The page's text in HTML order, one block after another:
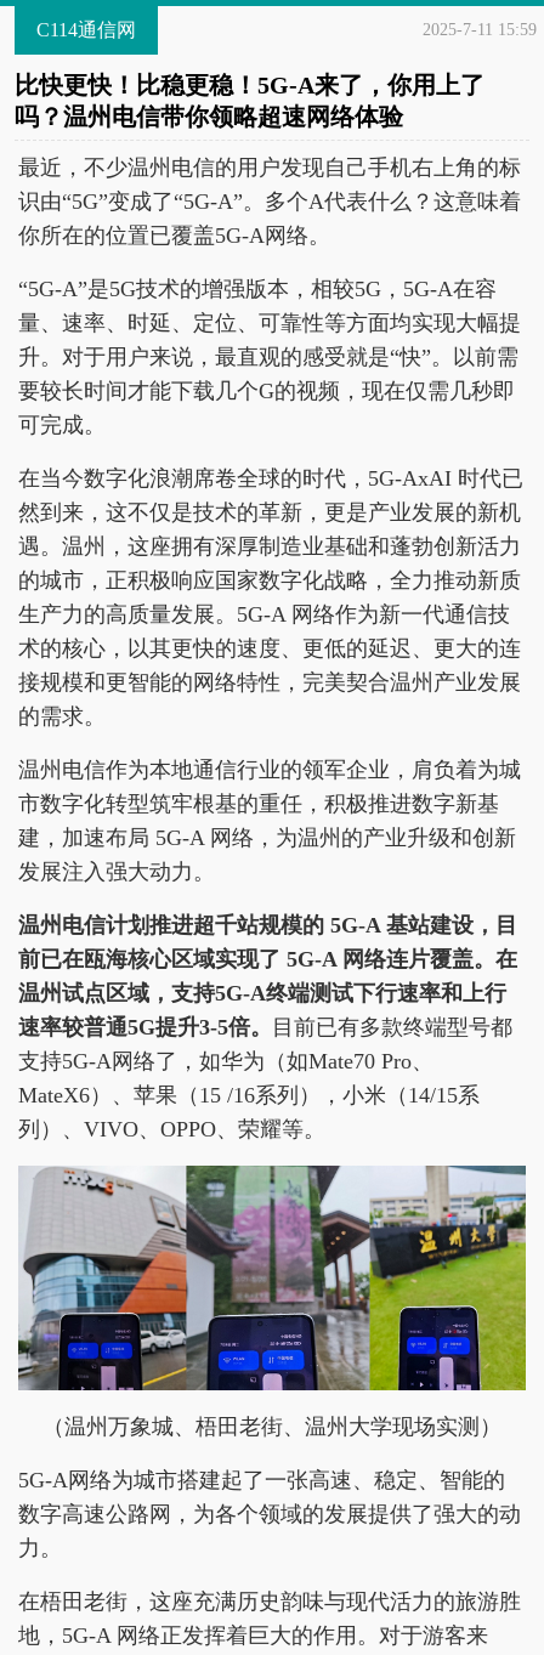
C114通信网 2025-7-11 15:59
比快更快！比稳更稳！5G-A来了，你用上了
吗？温州电信带你领略超速网络体验
最近，不少温州电信的用户发现自己手机右上角的标
识由“5G”变成了“5G-A”。多个A代表什么？这意味着
你所在的位置已覆盖5G-A网络。
“5G-A”是5G技术的增强版本，相较5G，5G-A在容
量、速率、时延、定位、可靠性等方面均实现大幅提
升。对于用户来说，最直观的感受就是“快”。以前需
要较长时间才能下载几个G的视频，现在仅需几秒即
可完成。
在当今数字化浪潮席卷全球的时代，5G-AxAI 时代已
然到来，这不仅是技术的革新，更是产业发展的新机
遇。温州，这座拥有深厚制造业基础和蓬勃创新活力
的城市，正积极响应国家数字化战略，全力推动新质
生产力的高质量发展。5G-A 网络作为新一代通信技
术的核心，以其更快的速度、更低的延迟、更大的连
接规模和更智能的网络特性，完美契合温州产业发展
的需求。
温州电信作为本地通信行业的领军企业，肩负着为城
市数字化转型筑牢根基的重任，积极推进数字新基
建，加速布局 5G-A 网络，为温州的产业升级和创新
发展注入强大动力。
温州电信计划推进超千站规模的 5G-A 基站建设， 目
前已在瓯海核心区域实现了 5G-A 网络连片覆盖。 在
温州试点区域， 支持5G-A终端测试下行速率和上行
速率较普通5G提升3-5倍。
目前已有多款终端型号都
支持5G-A网络了，如华为（如Mate70 Pro、
MateX6）、苹果（15 /16系列），小米（14/15系
列）、VIVO、OPPO、荣耀等。
（温州万象城、梧田老街、温州大学现场实测）
5G-A网络为城市搭建起了一张高速、稳定、智能的
数字高速公路网，为各个领域的发展提供了强大的动
力。
在梧田老街，这座充满历史韵味与现代活力的旅游胜
地，5G-A 网络正发挥着巨大的作用。对于游客来